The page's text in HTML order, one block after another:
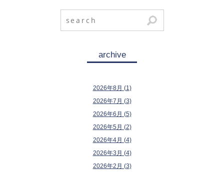
archive
2026年8月 (1)
2026年7月 (3)
2026年6月 (5)
2026年5月 (2)
2026年4月 (4)
2026年3月 (4)
2026年2月 (3)